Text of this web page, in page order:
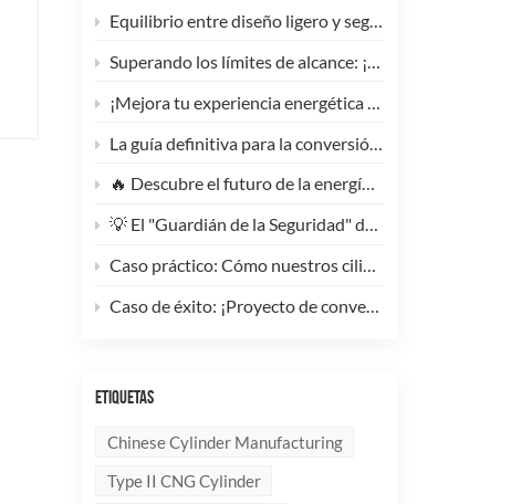
Equilibrio entre diseño ligero y seguridad: cómo los cilindros de GNC tipo 2 de 90 litros potencian las flotas comerciales.
Superando los límites de alcance: ¡Los cilindros de hidrógeno para UAV tipo 4 ya están disponibles para personalización de alta eficiencia!
¡Mejora tu experiencia energética con nuestra bombona de GLP compuesta de 5 kg! 🚀✨
La guía definitiva para la conversión de camiones pesados ​​a GNC: Por qué este cilindro de GNC tipo 1 de 200 litros supone un cambio radical para la reducción de costes de la flota.
🔥 Descubre el futuro de la energía: ¡Conoce la elegante y ultraligera bombona de GLP compuesta de 10 kg!
💡 El "Guardián de la Seguridad" del Gas Industrial y la Supresión de Incendios: Un Análisis en Profundidad de los Cilindros de Gas sin Costura de Acero de Alto Rendimiento
Caso práctico: Cómo nuestros cilindros compuestos de GLP redefinen la seguridad y la imagen de marca para clientes globales.
Caso de éxito: ¡Proyecto de conversión a GNC de un generador de 100 kVA completado con éxito! 🚀
ETIQUETAS
Chinese Cylinder Manufacturing
Type II CNG Cylinder